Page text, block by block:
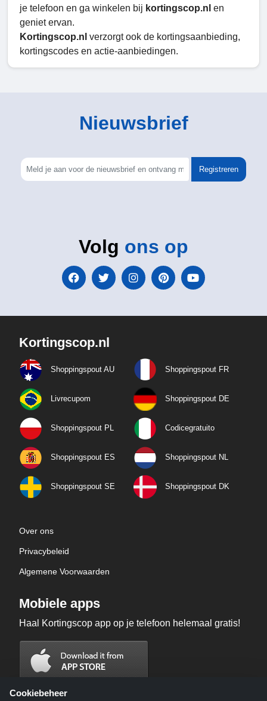
je telefoon en ga winkelen bij kortingscop.nl en
geniet ervan.
Kortingscop.nl verzorgt ook de kortingsaanbieding,
kortingscodes en actie-aanbiedingen.
Nieuwsbrief
Registreren
Volg ons op
Kortingscop.nl
Shoppingspout AU Shoppingspout FR
Livrecupom Shoppingspout DE
Shoppingspout PL Codicegratuito
Shoppingspout ES Shoppingspout NL
Shoppingspout SE Shoppingspout DK
Over ons
Privacybeleid
Algemene Voorwaarden
Mobiele apps
Haal Kortingscop app op je telefoon helemaal gratis!
Cookiebeheer